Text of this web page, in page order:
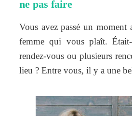
ne pas faire
Vous avez passé un moment
femme qui vous plaît.
rendez-vous ou plusieurs
lieu ? Entre vous, il y a une